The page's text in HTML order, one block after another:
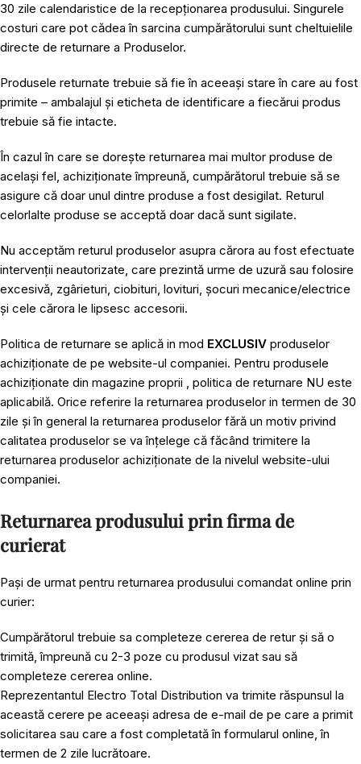
30 zile calendaristice de la recepționarea produsului. Singurele
costuri care pot cădea în sarcina cumpărătorului sunt cheltuielile
directe de returnare a Produselor.
Produsele returnate trebuie să fie în aceeași stare în care au fost
primite – ambalajul și eticheta de identificare a fiecărui produs
trebuie să fie intacte.
În cazul în care se dorește returnarea mai multor produse de
același fel, achiziționate împreună, cumpărătorul trebuie să se
asigure că doar unul dintre produse a fost desigilat. Returul
celorlalte produse se acceptă doar dacă sunt sigilate.
Nu acceptăm returul produselor asupra cărora au fost efectuate
intervenții neautorizate, care prezintă urme de uzură sau folosire
excesivă, zgârieturi, ciobituri, lovituri, șocuri mecanice/electrice
și cele cărora le lipsesc accesorii.
Politica de returnare se aplică in mod EXCLUSIV produselor
achiziționate de pe website-ul companiei. Pentru produsele
achiziționate din magazine proprii , politica de returnare NU este
aplicabilă. Orice referire la returnarea produselor in termen de 30
zile și în general la returnarea produselor fără un motiv privind
calitatea produselor se va înțelege că făcând trimitere la
returnarea produselor achiziționate de la nivelul website-ului
companiei.
Returnarea produsului prin firma de
curierat
Pași de urmat pentru returnarea produsului comandat online prin
curier:
Cumpărătorul trebuie sa completeze cererea de retur și să o
trimită, împreună cu 2-3 poze cu produsul vizat sau să
completeze cererea online.
Reprezentantul Electro Total Distribution va trimite răspunsul la
această cerere pe aceeași adresa de e-mail de pe care a primit
solicitarea sau care a fost completată în formularul online, în
termen de 2 zile lucrătoare.